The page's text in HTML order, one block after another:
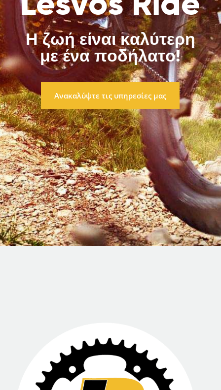
Η ζωή είναι καλύτερη
με ένα ποδήλατο!
Ανακαλύψτε τις υπηρεσίες μας